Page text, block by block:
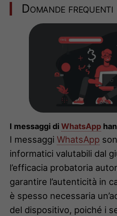
Domande frequenti
I messaggi di WhatsApp
I messaggi WhatsApp
informatici valutabili dal
l’efficacia probatoria
garantire l’autenticità in
è spesso necessaria
del dispositivo, poiché i